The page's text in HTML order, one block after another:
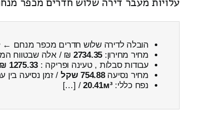
הובלה לדירה שלוש חדרים מכפר מנחם ←
מחיר מחירון: 2734.35 ₪ / אלה שבטווח
עבודות סבלות , טעינה ופריקה : 1275.33 ₪
מחיר נסיעה754.88 שקל / זמן נסיעה בין
נפח כללי:20.41м³
/ […]